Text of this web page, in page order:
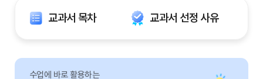
교과서 목차 교과서 선정 사유
수업에 바로 활용하는